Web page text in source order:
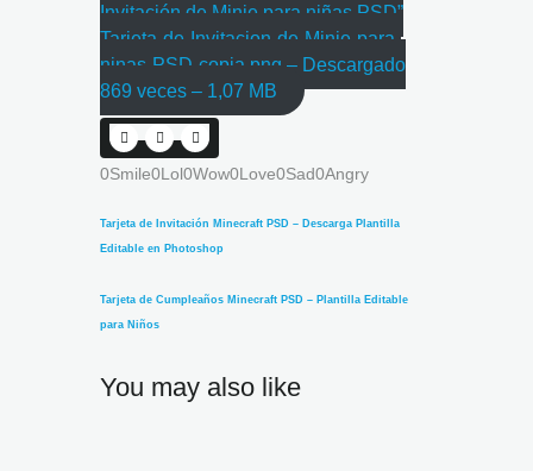
Invitación de Minie para niñas PSD”
Tarjeta-de-Invitacion-de-Minie-para-
ninas-PSD-copia.png – Descargado
869 veces – 1,07 MB
0Smile0Lol0Wow0Love0Sad0Angry
Tarjeta de Invitación Minecraft PSD – Descarga Plantilla
Editable en Photoshop
Tarjeta de Cumpleaños Minecraft PSD – Plantilla Editable
para Niños
You may also like